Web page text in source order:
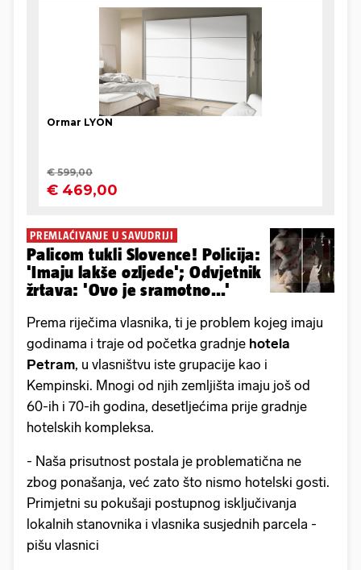
PREMLAĆIVANJE U SAVUDRIJI
Palicom tukli Slovence! Policija:
'Imaju lakše ozljede'; Odvjetnik
žrtava: 'Ovo je sramotno...'
Prema riječima vlasnika, ti je problem kojeg imaju
godinama i traje od početka gradnje hotela
Petram, u vlasništvu iste grupacije kao i
Kempinski. Mnogi od njih zemljišta imaju još od
60-ih i 70-ih godina, desetljećima prije gradnje
hotelskih kompleksa.
- Naša prisutnost postala je problematična ne
zbog ponašanja, već zato što nismo hotelski gosti.
Primjetni su pokušaji postupnog isključivanja
lokalnih stanovnika i vlasnika susjednih parcela -
pišu vlasnici